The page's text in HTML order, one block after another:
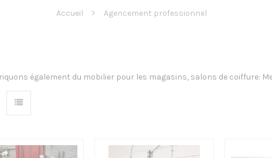
Accueil Agencement professionnel
également du mobilier pour les magasins, salons de coiffure: